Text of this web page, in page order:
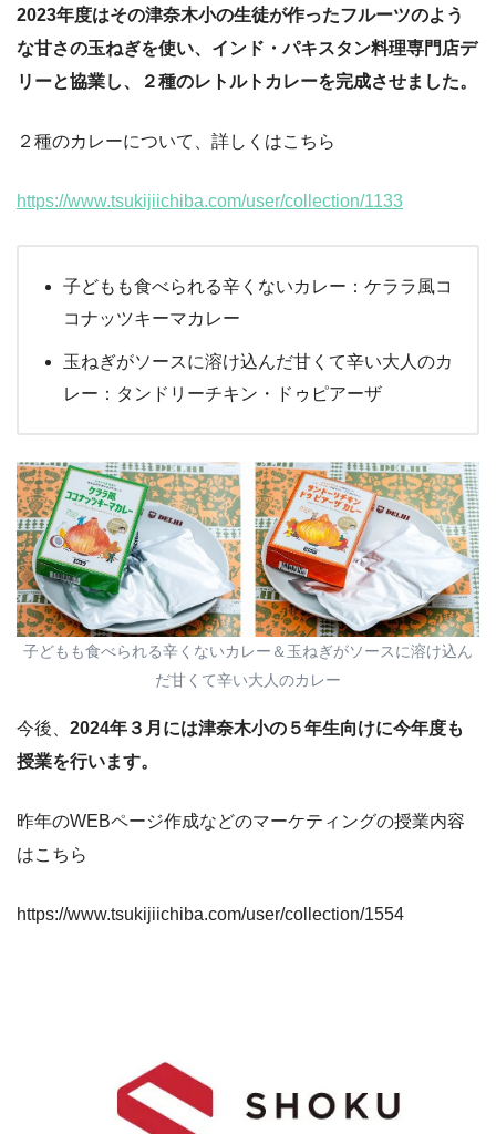
2023年度はその津奈木小の生徒が作ったフルーツのよう
な甘さの玉ねぎを使い、インド・パキスタン料理専門店デ
リーと協業し、２種のレトルトカレーを完成させました。
２種のカレーについて、詳しくはこちら
https://www.tsukijiichiba.com/user/collection/1133
子どもも食べられる辛くないカレー：ケララ風コ
コナッツキーマカレー
玉ねぎがソースに溶け込んだ甘くて辛い大人のカ
レー：タンドリーチキン・ドゥピアーザ
子どもも食べられる辛くないカレー＆玉ねぎがソースに溶け込ん
だ甘くて辛い大人のカレー
今後、 2024年３月には津奈木小の５年生向けに今年度も
授業を行います。
昨年のWEBページ作成などのマーケティングの授業内容
はこちら
https://www.tsukijiichiba.com/user/collection/1554